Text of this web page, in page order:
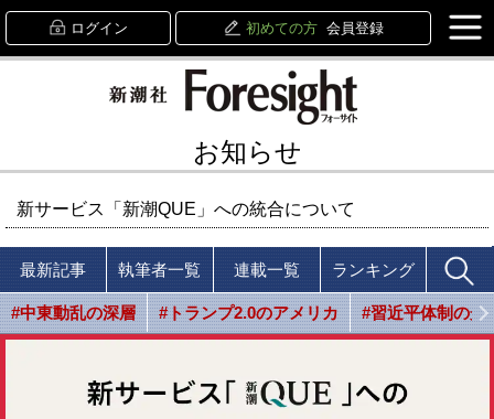
ログイン 初めての方 会員登録
お知らせ
新サービス「新潮QUE」への統合について
最新記事 執筆者一覧 連載一覧 ランキング
#中東動乱の深層 #トランプ2.0のアメリカ #習近平体制の光